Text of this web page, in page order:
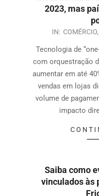
2023, mas
IN: COMÉRCIO,
Tecnologia de
com orquestração
aumentar em até
vendas em lojas
volume de
impacto
Saiba como
vinculados às